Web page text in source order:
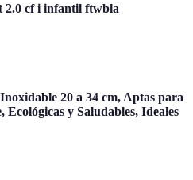
2.0 cf i infantil ftwbla
20 a 34 cm, Aptas para
y Saludables, Ideales